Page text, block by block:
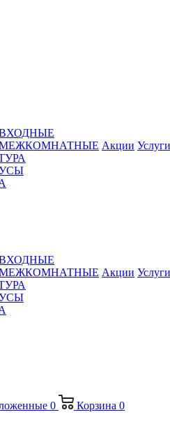
МЕЖКОМНАТНЫЕ Акции Услуги
МЕЖКОМНАТНЫЕ Акции Услуги
0 Корзина 0